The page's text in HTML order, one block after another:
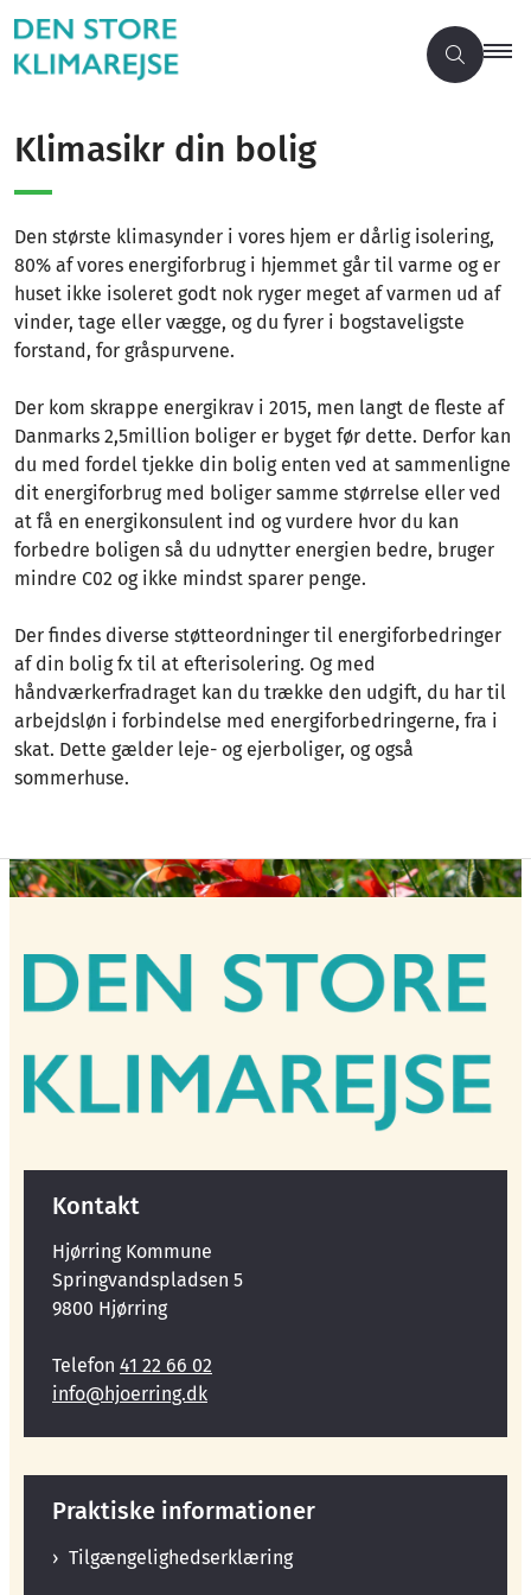
Klimasikr din bolig
Den største klimasynder i vores hjem er dårlig isolering,
80% af vores energiforbrug i hjemmet går til varme og er
huset ikke isoleret godt nok ryger meget af varmen ud af
vinder, tage eller vægge, og du fyrer i bogstaveligste
forstand, for gråspurvene.
Der kom skrappe energikrav i 2015, men langt de fleste af
Danmarks 2,5million boliger er byget før dette. Derfor kan
du med fordel tjekke din bolig enten ved at sammenligne
dit energiforbrug med boliger samme størrelse eller ved
at få en energikonsulent ind og vurdere hvor du kan
forbedre boligen så du udnytter energien bedre, bruger
mindre C02 og ikke mindst sparer penge.
Der findes diverse støtteordninger til energiforbedringer
af din bolig fx til at efterisolering. Og med
håndværkerfradraget kan du trække den udgift, du har til
arbejdsløn i forbindelse med energiforbedringerne, fra i
skat. Dette gælder leje- og ejerboliger, og også
sommerhuse.
Kontakt
Hjørring Kommune
Springvandspladsen 5
9800 Hjørring
Telefon 41 22 66 02
info@hjoerring.dk
Praktiske informationer
Tilgængelighedserklæring